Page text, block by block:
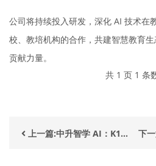
公司将持续投入研发，深化 AI 技术在
校、教培机构的合作，共建智慧教育
贡献力量。
共 1 页 1 条
上一篇:中升智学 AI：K1... 下